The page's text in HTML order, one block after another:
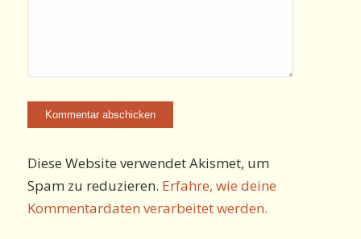
Diese Website verwendet Akismet, um
Spam zu reduzieren. Erfahre, wie deine
Kommentardaten verarbeitet werden.